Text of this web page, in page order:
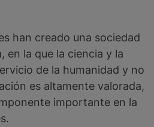
han creado una sociedad
en la que la ciencia y la
de la humanidad y no
es altamente valorada,
importante en la